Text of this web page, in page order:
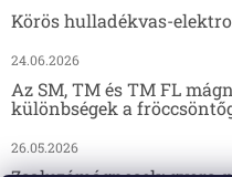
Körös hulladékvas-
24.06.2026
Az SM, TM és TM FL
különbségek a
26.05.2026